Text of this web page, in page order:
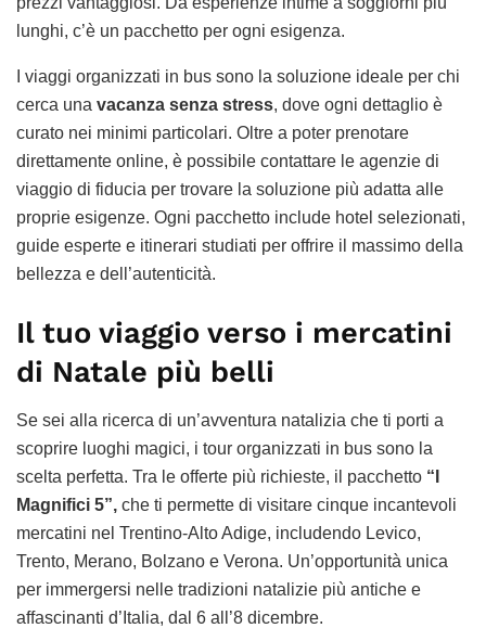
lunghi, c’è un pacchetto per ogni esigenza.
I viaggi organizzati in bus sono la soluzione ideale per chi
cerca una vacanza senza stress, dove ogni dettaglio è
curato nei minimi particolari. Oltre a poter prenotare
direttamente online, è possibile contattare le agenzie di
viaggio di fiducia per trovare la soluzione più adatta alle
proprie esigenze. Ogni pacchetto include hotel selezionati,
guide esperte e itinerari studiati per offrire il massimo della
bellezza e dell’autenticità.
Il tuo viaggio verso i mercatini
di Natale più belli
Se sei alla ricerca di un’avventura natalizia che ti porti a
scoprire luoghi magici, i tour organizzati in bus sono la
scelta perfetta. Tra le offerte più richieste, il pacchetto “I
Magnifici 5”, che ti permette di visitare cinque incantevoli
mercatini nel Trentino-Alto Adige, includendo Levico,
Trento, Merano, Bolzano e Verona. Un’opportunità unica
per immergersi nelle tradizioni natalizie più antiche e
affascinanti d’Italia, dal 6 all’8 dicembre.